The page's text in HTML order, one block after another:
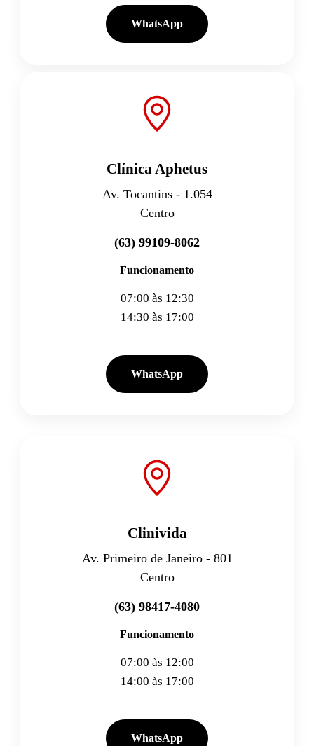
WhatsApp
Clínica Aphetus
Av. Tocantins - 1.054
Centro
(63) 99109-8062
Funcionamento
07:00 às 12:30
14:30 às 17:00
WhatsApp
Clinivida
Av. Primeiro de Janeiro - 801
Centro
(63) 98417-4080
Funcionamento
07:00 às 12:00
14:00 às 17:00
WhatsApp